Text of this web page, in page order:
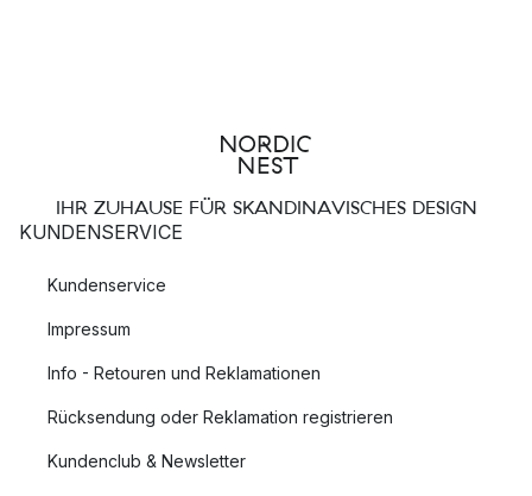
IHR ZUHAUSE FÜR SKANDINAVISCHES DESIGN
KUNDENSERVICE
Kundenservice
Impressum
Info - Retouren und Reklamationen
Rücksendung oder Reklamation registrieren
Kundenclub & Newsletter